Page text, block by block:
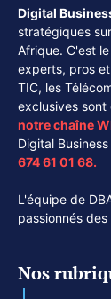
Digital
stratégiques
Afrique. C'est
experts, pros
TIC, les
exclusives sont
notre chaîne
Digital
674 61 01 68.
L'équipe de
passionnés
Nos